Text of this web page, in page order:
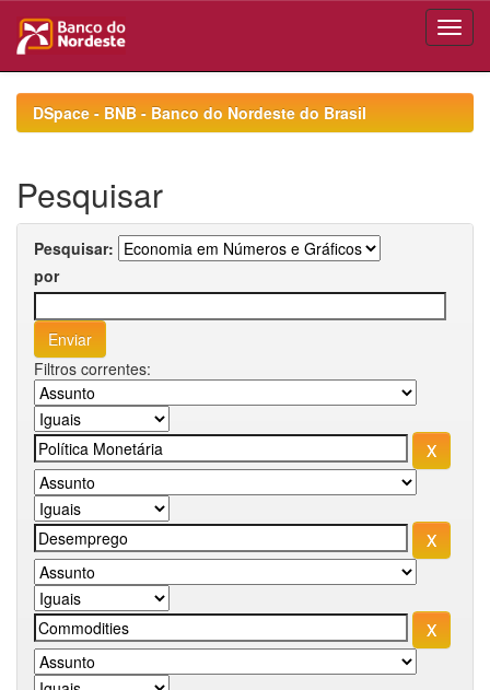
navigationDSpace - BNB - Banco do Nordeste do Brasil
Pesquisar
Pesquisar:
por
Filtros correntes: